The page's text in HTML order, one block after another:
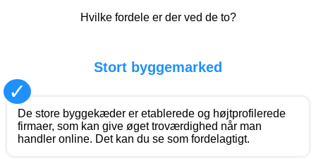
Hvilke fordele er der ved de to?
Stort byggemarked
✓
De store byggekæder er etablerede og højtprofilerede
firmaer, som kan give øget troværdighed når man
handler online. Det kan du se som fordelagtigt.